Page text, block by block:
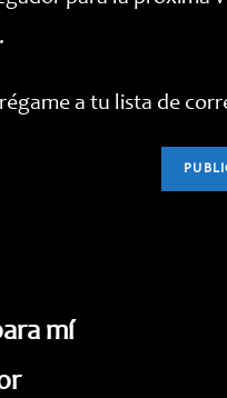
a tu lista de
mí